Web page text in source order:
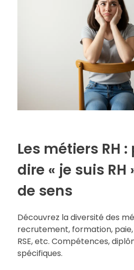
Les métiers RH
dire « je suis RH
de sens
Découvrez la diversité des
recrutement, formation,
RSE, etc. Compétences,
spécifiques.